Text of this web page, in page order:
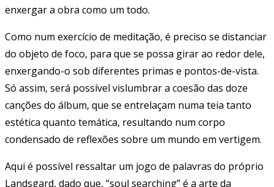
enxergar a obra como um todo.
Como num exercício de meditação, é preciso se distanciar
do objeto de foco, para que se possa girar ao redor dele,
enxergando-o sob diferentes primas e pontos-de-vista.
Só assim, será possível vislumbrar a coesão das doze
canções do álbum, que se entrelaçam numa teia tanto
estética quanto temática, resultando num corpo
condensado de reflexões sobre um mundo em vertigem.
Aqui é possível ressaltar um jogo de palavras do próprio
Landsgard, dado que, “soul searching” é a arte da